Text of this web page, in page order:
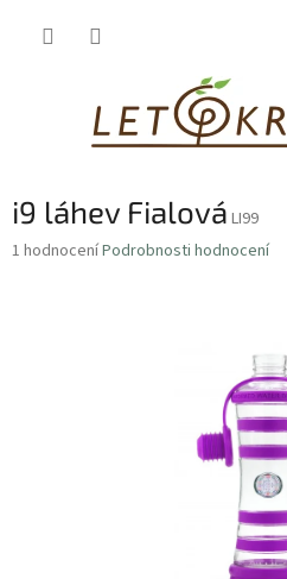
i9 láhev Fialová LI99
Průměrné
1 hodnoceníPodrobnosti hodnocení